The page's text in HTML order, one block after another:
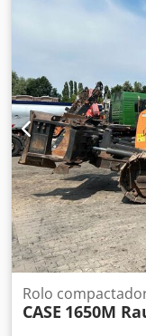
Condição: Boa
Data de registo:
Powershift total
tanque: 400 L
Freio em banho de
650/75R38 - 520/
de borracha
ferramentas: ?
Samson
pressão: 2 x HPP
bar Bomba de
Rolo
CASE 1650M